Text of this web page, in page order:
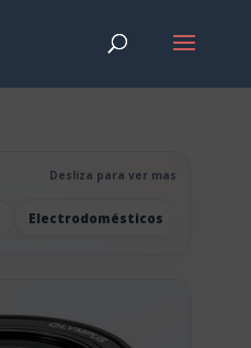
Desliza para ver mas
Electrodomésticos